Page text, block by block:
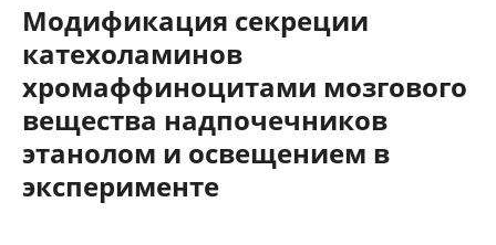
Модификация секреции
катехоламинов
хромаффиноцитами мозгового
вещества надпочечников
этанолом и освещением в
эксперименте